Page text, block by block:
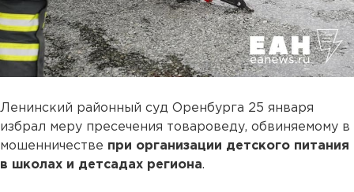
Ленинский районный суд Оренбурга 25 января
избрал меру пресечения товароведу, обвиняемому в
мошенничестве при организации детского питания
в школах и детсадах региона.